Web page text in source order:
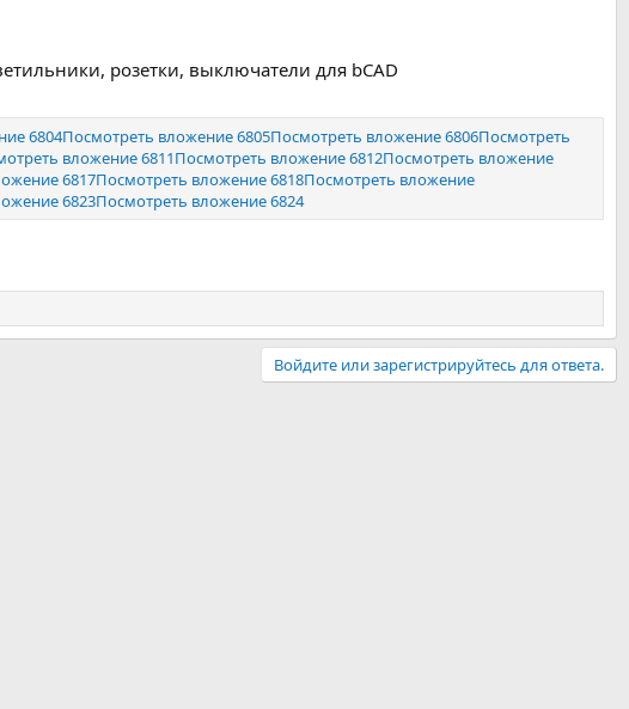
розетки, выключатели для bCAD
6804Посмотреть вложение 6805Посмотреть вложение 6806Посмотреть
вложение 6811Посмотреть вложение 6812Посмотреть вложение
6817Посмотреть вложение 6818Посмотреть вложение
6823Посмотреть вложение 6824
Войдите или зарегистрируйтесь для ответа.